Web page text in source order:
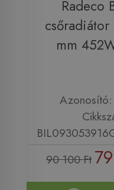
Radeco
mm
90 100 Ft